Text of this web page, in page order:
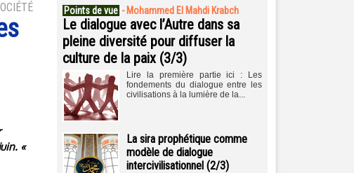
«
Points de vue - Mohammed El Mahdi Krabch
Le dialogue avec l’Autre dans sa
pleine diversité pour diffuser la
culture de la paix (3/3)
Lire la première partie ici : Les
fondements du dialogue entre les
civilisations à la lumière de la...
La sira prophétique comme
modèle de dialogue
intercivilisationnel (2/3)